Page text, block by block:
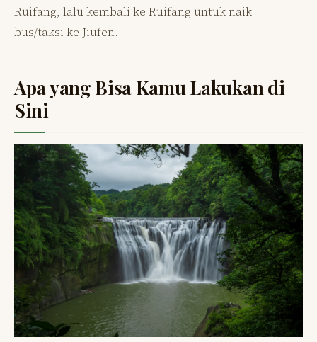
Ruifang, lalu kembali ke Ruifang untuk naik
bus/taksi ke Jiufen.
Apa yang Bisa Kamu Lakukan di
Sini